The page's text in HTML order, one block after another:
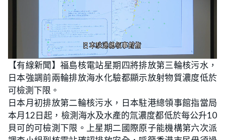
U
n
m
t
e
o
a
d
e
d
3
.
4
6
%
【有線新聞】福島核電站星期四將排放第三輪核污水，
日本強調前兩輪排放海水化驗都顯示放射物質濃度低於
可檢測下限。
日本月初排放第二輪核污水，日本駐港總領事館指當局
本月12日起，檢測海水及水產的氚濃度都低於每公升10
貝可的可檢測下限。上星期二國際原子能機構第六次派